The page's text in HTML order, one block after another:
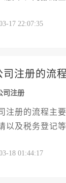
法规的股东身份
17 22:07:35
司注册的流
司注册
注册的流程主
以及税务登记
18 01:44:17